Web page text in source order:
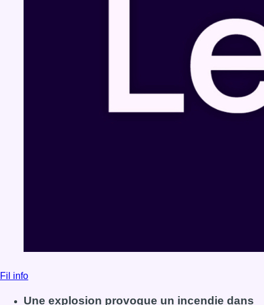
Fil info
Une explosion provoque un incendie dans